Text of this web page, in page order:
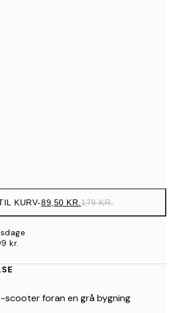
KURV-89,50 KR.179 KR.
kr.
foran en grå bygning